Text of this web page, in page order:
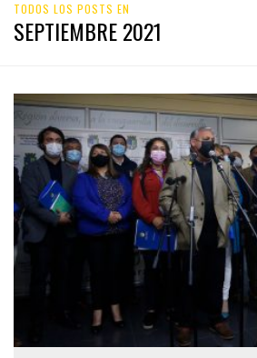
TODOS LOS POSTS EN
SEPTIEMBRE 2021